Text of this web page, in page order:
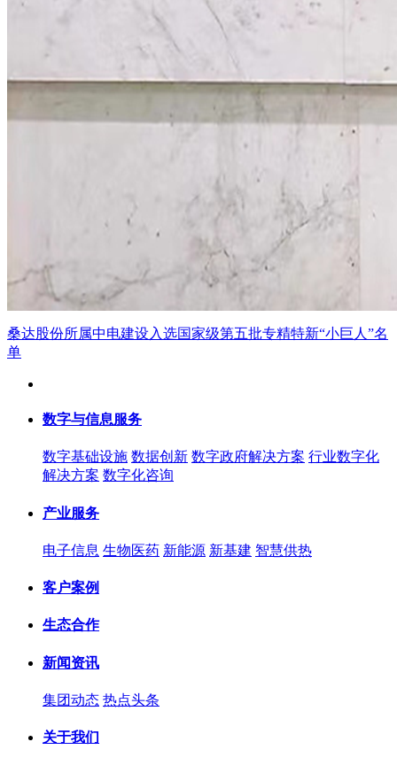
桑达股份所属中电建设入选国家级第五批专精特新“小巨人”名
单
数字与信息服务
数字基础设施 数据创新 数字政府解决方案 行业数字化
解决方案 数字化咨询
产业服务
电子信息 生物医药 新能源 新基建 智慧供热
客户案例
生态合作
新闻资讯
集团动态 热点头条
关于我们